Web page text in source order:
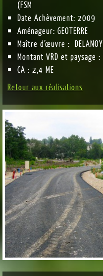
(FSM
Date Achèvement: 2009
Aménageur: GEOTERRE
Maître d’œuvre :
Montant VRD et paysage :
CA : 2,4 ME
Retour aux réalisations